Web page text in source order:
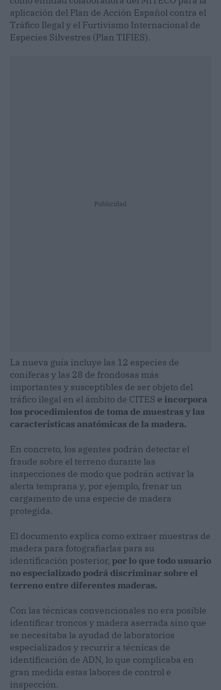
aplicación del Plan de Acción Español contra el
Tráfico Ilegal y el Furtivismo Internacional de
Especies Silvestres (Plan TIFIES).
Publicidad
La nueva guía incluye las 12 especies de
coníferas y las 28 de frondosas más
importantes y susceptibles de ser objeto del
tráfico ilegal en el ámbito de CITES e incorpora
los procedimientos de toma de muestras y las
características anatómicas de la madera.
En concreto, los agentes podrán detectar el
fraude sobre el terreno durante las
inspecciones de modo que podrán activar la
alerta temprana y, por ejemplo, frenar un
cargamento de una especie de madera
protegida.
El documento explica como extraer muestras de
madera para fotografiarlas para su
identificación posterior, por lo que todo usuario
no especializado podrá discriminar sobre el
terreno entre diferentes maderas.
Con las técnicas convencionales no era posible
identificar troncos y madera aserrada sino que
se necesitaba la ayudad de laboratorios
especializados y recurrir a técnicas de
identificación de ADN, lo que complicaba en
gran medida estas labores de control e
inspección.